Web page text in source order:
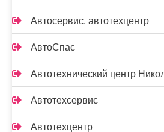
Автосервис, автотехцентр
АвтоСпас
Автотехнический центр
Автотехсервис
Автотехцентр